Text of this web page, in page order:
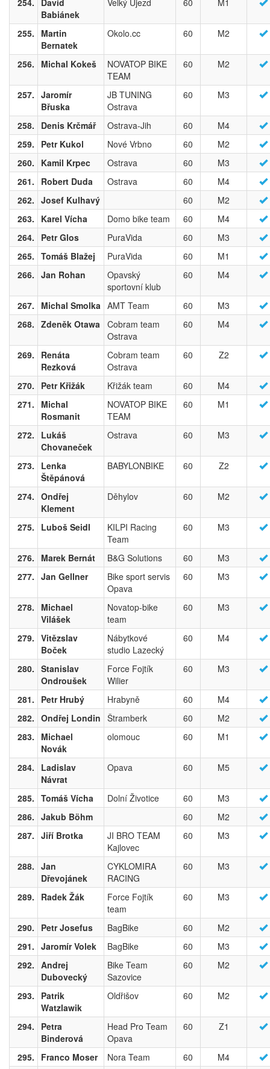
254.
David
Babiánek
Velký Újezd 60 M1
255.
Martin
Bernatek
Okolo.cc 60 M2
256. Michal Kokeš
NOVATOP BIKE
TEAM
60 M2
257. Jaromír
Břuska
JB TUNING
Ostrava
60 M3
258. Denis Krčmář Ostrava-Jih 60
M4
259.
Petr Kukol Nové Vrbno 60
M2
260.
Kamil Krpec Ostrava 60
M3
261.
Robert Duda Ostrava 60
M4
262. Josef Kulhavý 60
M2
263.
Karel Vícha Domo bike team 60
M4
264.
Petr Glos PuraVida 60
M3
265. Tomáš Blažej PuraVida 60
M1
266. Jan Rohan
Opavský
sportovní klub
60 M4
267. Michal Smolka AMT Team 60
M3
268. Zdeněk Otawa Cobram team
Ostrava
60 M4
269.
Renáta
Rezková
Cobram team
Ostrava
60 Z2
270. Petr Křižák Křižák team 60
M4
271.
Michal
Rosmanit
NOVATOP BIKE
TEAM
60 M1
272.
Lukáš
Chovaneček
Ostrava 60 M3
273.
Lenka
Štěpánová
BABYLONBIKE 60 Z2
274. Ondřej
Klement
Děhylov 60 M2
275. Luboš Seidl
KILPI Racing
Team
60 M3
276. Marek Bernát B&G Solutions 60
M3
277. Jan Gellner
Bike sport servis
Opava
60 M3
278.
Michael
Vilášek
Novatop-bike
team
60 M3
279. Vitězslav
Boček
Nábytkové
studio Lazecký
60 M4
280. Stanislav
Ondroušek
Force Fojtík
Wilier
60 M3
281. Petr Hrubý Hrabyně 60
M4
282. Ondřej Londin Štramberk 60
M2
283.
Michael
Novák
olomouc 60 M1
284.
Ladislav
Návrat
Opava 60 M5
285. Tomáš Vícha Dolní Životice 60
M3
286. Jakub Böhm 60
M2
287. Jiří Brotka
JI BRO TEAM
Kajlovec
60 M3
288. Jan
Dřevojánek
CYKLOMIRA
RACING
60 M3
289. Radek Žák
Force Fojtík
team
60 M3
290. Petr Josefus BagBike 60
M2
291. Jaromír Volek BagBike 60
M3
292. Andrej
Dubovecký
Bike Team
Sazovice
60 M2
293.
Patrik
Watzlawik
Oldřišov 60 M2
294.
Petra
Binderová
Head Pro Team
Opava
60 Z1
295. Franco Moser Nora Team 60
M4